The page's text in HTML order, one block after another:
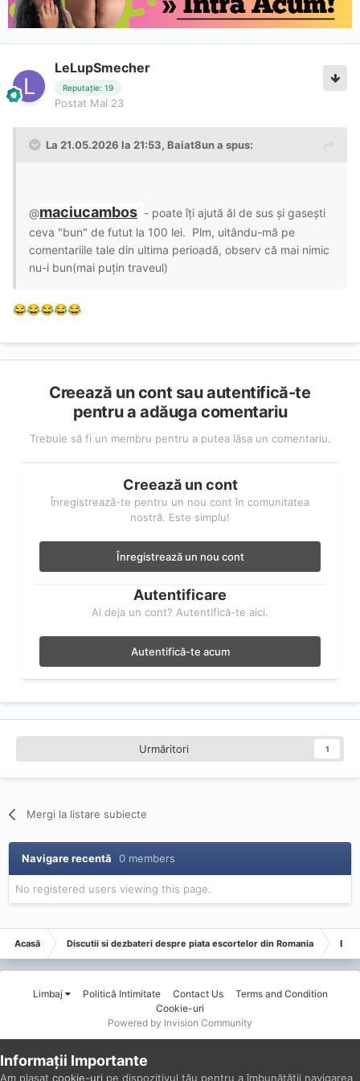
LeLupSmecher
Reputație: 19
Postat Mai 23
La 21.05.2026 la 21:53, Baiat8una spus:
@maciucambos - poate îți ajută ăl de sus și gasești
ceva "bun" de futut la 100 lei. Plm, uitându-mă pe
comentariile tale din ultima perioadă, observ că mai nimic
nu-i bun(mai puțin traveul)
😂😂😂😂😂
Creează un cont sau autentifică-te
pentru a adăuga comentariu
Trebuie să fi un membru pentru a putea lăsa un comentariu.
Creează un cont
Înregistrează-te pentru un nou cont în comunitatea
nostră. Este simplu!
Înregistrează un nou cont
Autentificare
Ai deja un cont? Autentifică-te aici.
Autentifică-te acum
Urmăritori 1
Mergi la listare subiecte
Navigare recentă 0 members
No registered users viewing this page.
Acasă Discutii si dezbateri despre piata escortelor din Romania
Limbaj Politică Intimitate Contact Us
Terms and Condition
Cookie-uri
Powered by Invision Community
Informații Importante
Am plasat cookie-uri pe dispozitivul tău pentru a îmbunătății navigarea